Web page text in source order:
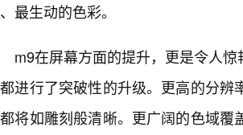
最生动的色彩。
m9在屏幕方面的提升，更是令人
进行了突破性的升级。更高的分
将如雕刻般清晰。更广阔的色域